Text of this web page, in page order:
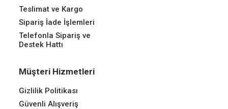
Teslimat ve Kargo
Sipariş İade İşlemleri
Telefonla Sipariş ve
Destek Hattı
Müşteri Hizmetleri
Gizlilik Politikası
Güvenli Alışveriş